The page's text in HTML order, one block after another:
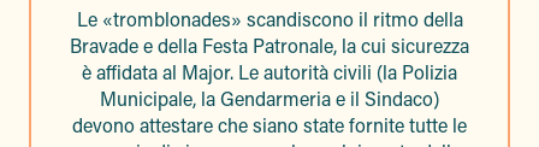
Le «tromblonades» scandiscono il ritmo della
Bravade e della Festa Patronale, la cui sicurezza
è affidata al Major. Le autorità civili (la Polizia
Municipale, la Gendarmeria e il Sindaco)
devono attestare che siano state fornite tutte le